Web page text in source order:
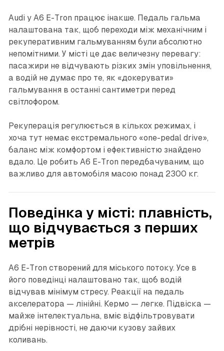
Audi у A6 E-Tron працює інакше. Педаль гальма
налаштована так, щоб переходи між механічним і
рекуперативним гальмуванням були абсолютно
непомітними. У місті це дає величезну перевагу:
пасажири не відчувають різких змін уповільнення,
а водій не думає про те, як «докерувати»
гальмування в останні сантиметри перед
світлофором.
Рекуперація регулюється в кількох режимах, і
хоча тут немає екстремального «one-pedal drive»,
баланс між комфортом і ефективністю знайдено
вдало. Це робить A6 E-Tron передбачуваним, що
важливо для автомобіля масою понад 2300 кг.
Поведінка у місті: плавність,
що відчувається з перших
метрів
A6 E-Tron створений для міського потоку. Усе в
його поведінці налаштовано так, щоб водій
відчував мінімум стресу. Реакції на педаль
акселератора — лінійні. Кермо — легке. Підвіска —
майже інтелектуальна, вміє відфільтровувати
дрібні нерівності, не даючи кузову зайвих
коливань.